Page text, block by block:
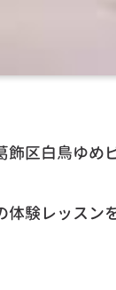
飾区白鳥ゆめ
体験レッスン